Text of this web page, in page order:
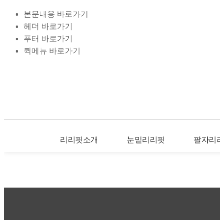
본문내용 바로가기
헤더 바로가기
푸터 바로가기
퀵메뉴 바로가기
리리핏소개 눈밑리리핏 팔자리